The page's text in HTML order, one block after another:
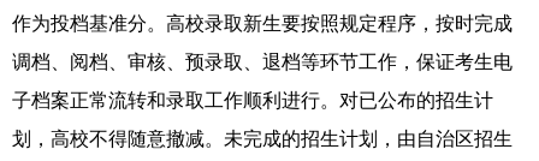
作为投档基准分。高校录取新生要按照规定程序，按时完成
调档、阅档、审核、预录取、退档等环节工作，保证考生电
子档案正常流转和录取工作顺利进行。对已公布的招生计
划，高校不得随意撤减。未完成的招生计划，由自治区招生